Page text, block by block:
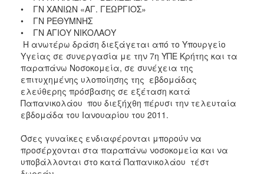
• ΓΝ ΧΑΝΙΩΝ «ΑΓ. ΓΕΩΡΓΙΟΣ»
• ΓΝ ΡΕΘΥΜΝΗΣ
• ΓΝ ΑΓΙΟΥ ΝΙΚΟΛΑΟΥ
Η ανωτέρω δράση διεξάγεται από το Υπουργείο
Υγείας σε συνεργασία με την 7η ΥΠΕ Κρήτης και τα
παραπάνω Νοσοκομεία, σε συνέχεια της
επιτυχημένης υλοποίησης της εβδομάδας
ελεύθερης πρόσβασης σε εξέταση κατά
Παπανικολάου που διεξήχθη πέρυσι την τελευταία
εβδομάδα του Ιανουαρίου του 2011.
Όσες γυναίκες ενδιαφέρονται μπορούν να
προσέρχονται στα παραπάνω νοσοκομεία και να
υποβάλλονται στο κατά Παπανικολάου τέστ